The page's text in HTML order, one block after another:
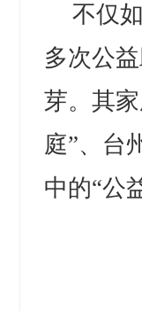
不仅
多次公
芽。其
庭”、台
中的“公